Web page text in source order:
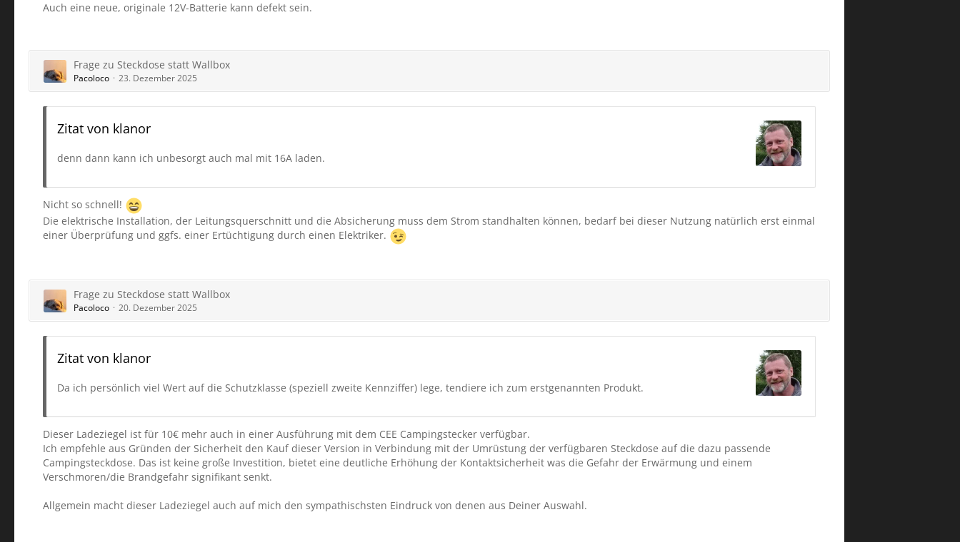
Auch eine neue, originale 12V-Batterie kann defekt sein.
Frage zu Steckdose statt Wallbox
Pacoloco 23. Dezember 2025
Zitat von klanor
denn dann kann ich unbesorgt auch mal mit 16A laden.
Nicht so schnell!
Die elektrische Installation, der Leitungsquerschnitt und die Absicherung muss dem Strom standhalten können, bedarf bei dieser Nutzung natürlich erst einmal
einer Überprüfung und ggfs. einer Ertüchtigung durch einen Elektriker.
Frage zu Steckdose statt Wallbox
Pacoloco 20. Dezember 2025
Zitat von klanor
Da ich persönlich viel Wert auf die Schutzklasse (speziell zweite Kennziffer) lege, tendiere ich zum erstgenannten Produkt.
Dieser Ladeziegel ist für 10€ mehr auch in einer Ausführung mit dem CEE Campingstecker verfügbar.
Ich empfehle aus Gründen der Sicherheit den Kauf dieser Version in Verbindung mit der Umrüstung der verfügbaren Steckdose auf die dazu passende
Campingsteckdose. Das ist keine große Investition, bietet eine deutliche Erhöhung der Kontaktsicherheit was die Gefahr der Erwärmung und einem
Verschmoren/die Brandgefahr signifikant senkt.
Allgemein macht dieser Ladeziegel auch auf mich den sympathischsten Eindruck von denen aus Deiner Auswahl.